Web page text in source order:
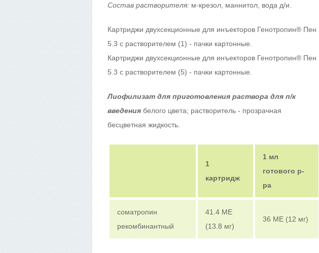
Состав растворителя: м-крезол, маннитол, вода д/и.
Картриджи двухсекционные для инъекторов Генотропин® Пен
5.3 с растворителем (1) - пачки картонные.
Картриджи двухсекционные для инъекторов Генотропин® Пен
5.3 с растворителем (5) - пачки картонные.
Лиофилизат для приготовления раствора для п/к
введения белого цвета; растворитель - прозрачная
бесцветная жидкость.
1
картридж
1 мл
готового р-
ра
соматропин
рекомбинантный
41.4 МЕ
(13.8 мг)
36 МЕ (12 мг)